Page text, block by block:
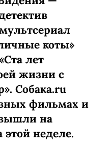
коты»
лет
жизни с
Собака.ru
фильмах и
на
неделе.